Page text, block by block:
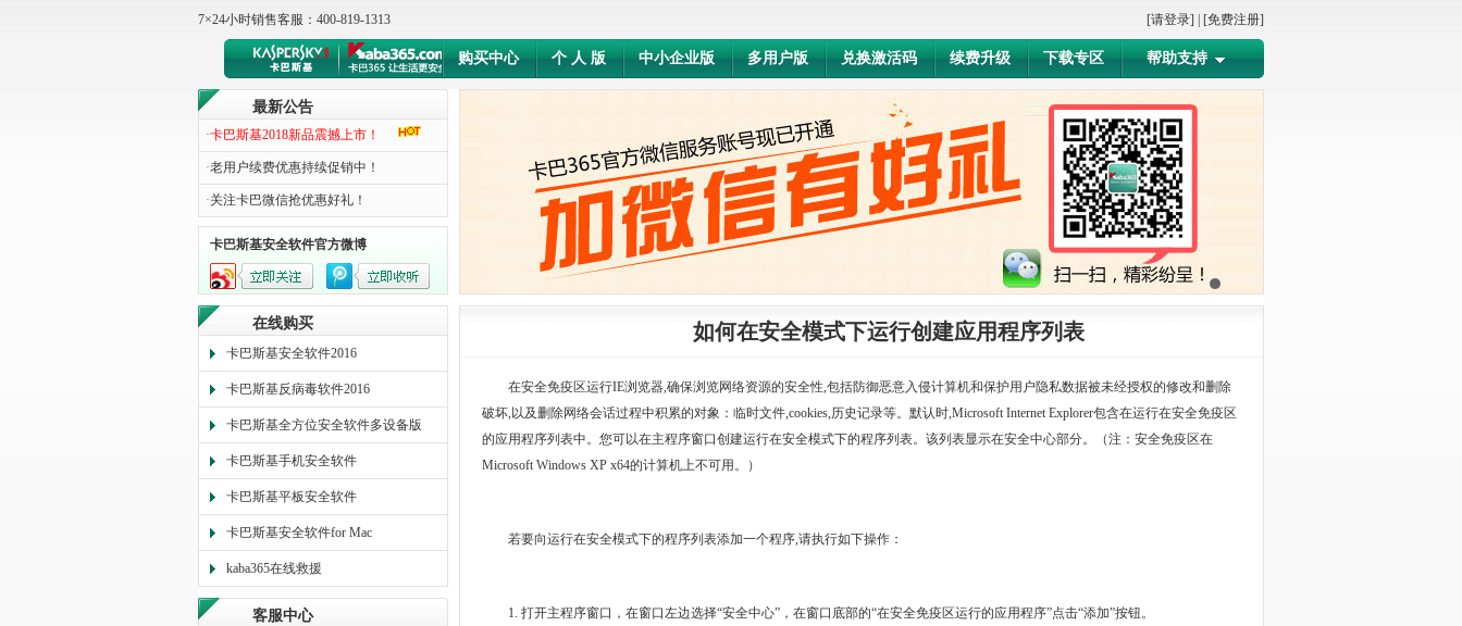
7×24小时销售客服：400-819-1313 [请登录] [免费注册]
购买中心 个 人 版 中小企业版 多用户版 兑换激活码 续费升级 下载专区 帮助支持
最新公告
·卡巴斯基2018新品震撼上市！
·老用户续费优惠持续促销中！
·关注卡巴微信抢优惠好礼！
卡巴斯基安全软件官方微博
在线购买
卡巴斯基安全软件2016
卡巴斯基反病毒软件2016
卡巴斯基全方位安全软件多设备版
卡巴斯基手机安全软件
卡巴斯基平板安全软件
卡巴斯基安全软件for Mac
kaba365在线救援
客服中心
如何在安全模式下运行创建应用程序列表
在安全免疫区运行IE浏览器,确保浏览网络资源的安全性,包括防御恶意入侵计算机和保护用户隐私数据被未经授权的修改和删除
破坏,以及删除网络会话过程中积累的对象：临时文件,cookies,历史记录等。默认时,Microsoft Internet Explorer包含在运行在安全免疫区
的应用程序列表中。您可以在主程序窗口创建运行在安全模式下的程序列表。该列表显示在安全中心部分。（注：安全免疫区在
Microsoft Windows XP x64的计算机上不可用。）
若要向运行在安全模式下的程序列表添加一个程序,请执行如下操作：
1. 打开主程序窗口，在窗口左边选择“安全中心”，在窗口底部的“在安全免疫区运行的应用程序”点击“添加”按钮。